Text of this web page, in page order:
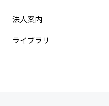
法人案内
ライブラリ